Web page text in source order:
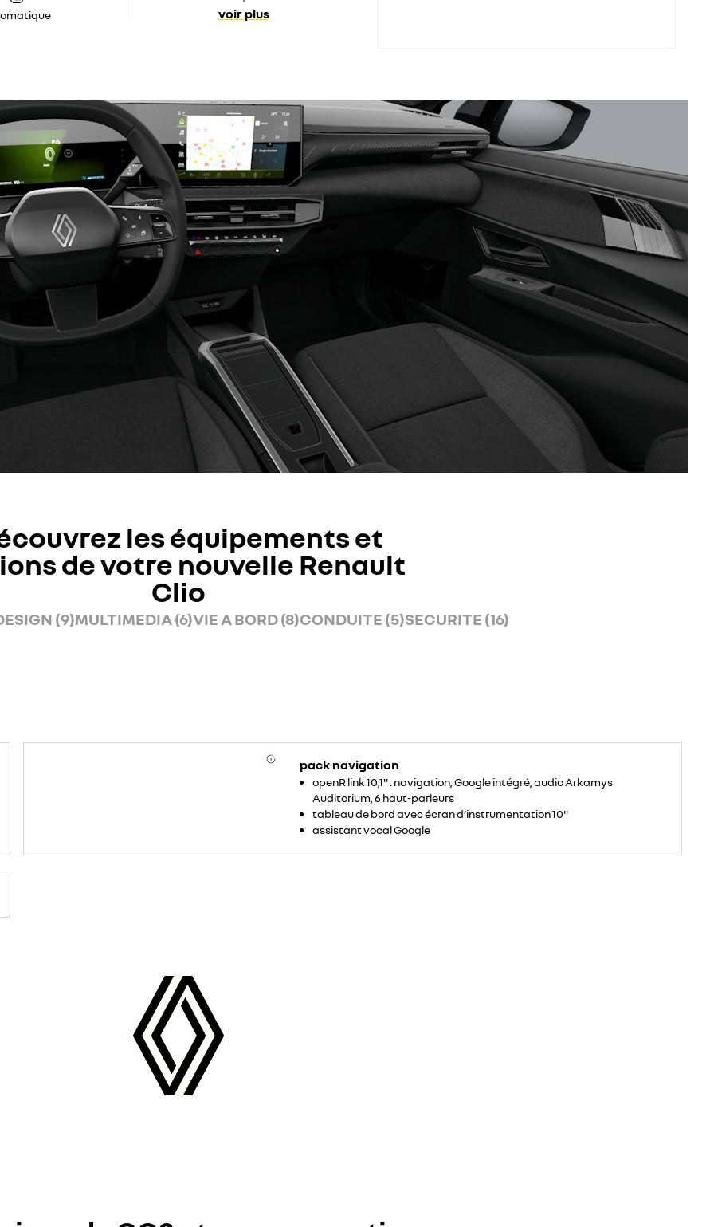
voir plus
les équipements et
de votre nouvelle Renault
Clio
(9)MULTIMEDIA (6)VIE A BORD (8)CONDUITE (5)SECURITE (16)
pack navigation
openR link 10,1'' : navigation, Google intégré, audio Arkamys
Auditorium, 6 haut-parleurs
tableau de bord avec écran d’instrumentation 10''
assistant vocal Google